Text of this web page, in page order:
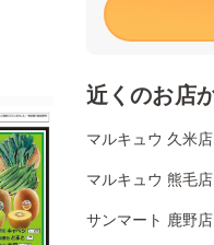
近くのお店
マルキュウ 久米店
マルキュウ 熊毛店
サンマート 鹿野店